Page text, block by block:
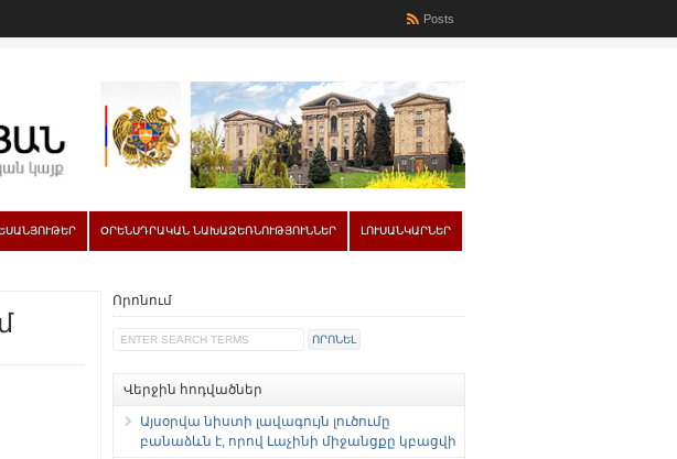
Posts
ՕՐԵՆՍԴՐԱԿԱՆ ՆԱԽԱՁԵՌՆՈՒԹՅՈՒՆՆԵՐ ԼՈՒՍԱՆԿԱՐՆԵՐ
Որոնում
Վերջին հոդվածներ
Այսօրվա նիստի լավագույն լուծումը
բանաձևն է, որով Լաչինի միջանցքը կբացվի